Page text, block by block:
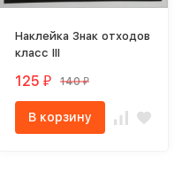
Наклейка Знак отходов
класс III
125 ₽ 140₽
В корзину